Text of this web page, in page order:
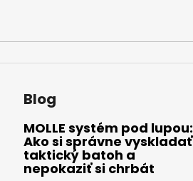
Blog
MOLLE systém pod lupou:
Ako si správne vyskladať
taktický batoh a
nepokaziť si chrbát